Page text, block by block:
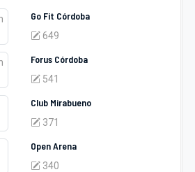
Go Fit Córdoba
649
Forus Córdoba
541
Club Mirabueno
371
Open Arena
340